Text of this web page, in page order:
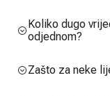
Koliko dugo
odjednom?
Zašto za neke